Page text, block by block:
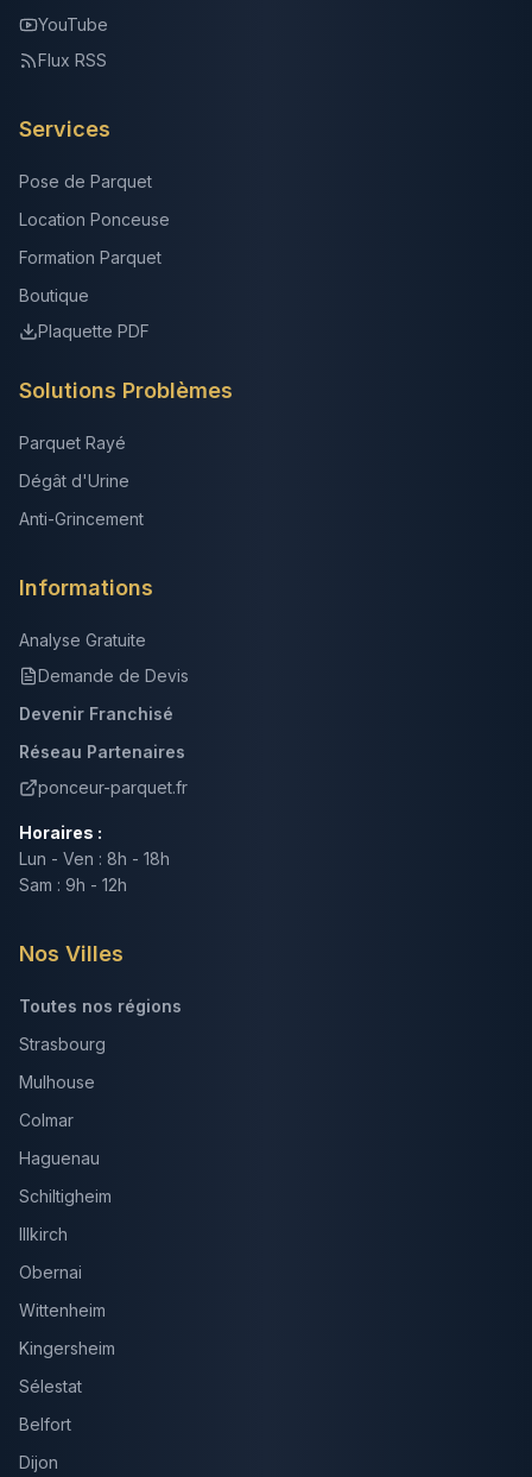
YouTube
Flux RSS
Services
Pose de Parquet
Location Ponceuse
Formation Parquet
Boutique
Plaquette PDF
Solutions Problèmes
Parquet Rayé
Dégât d'Urine
Anti-Grincement
Informations
Analyse Gratuite
Demande de Devis
Devenir Franchisé
Réseau Partenaires
ponceur-parquet.fr
Horaires :
Lun - Ven : 8h - 18h
Sam : 9h - 12h
Nos Villes
Toutes nos régions
Strasbourg
Mulhouse
Colmar
Haguenau
Schiltigheim
Illkirch
Obernai
Wittenheim
Kingersheim
Sélestat
Belfort
Dijon